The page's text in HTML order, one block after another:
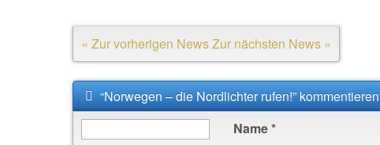
« Zur vorherigen NewsZur nächsten News »
“Norwegen – die Nordlichter rufen!” kommentieren
Name*